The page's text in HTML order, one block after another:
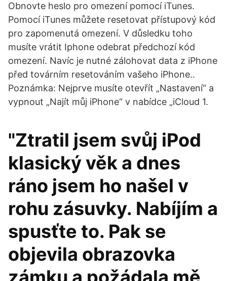
Obnovte heslo pro omezení pomocí iTunes.
Pomocí iTunes můžete resetovat přístupový kód
pro zapomenutá omezení. V důsledku toho
musíte vrátit Iphone odebrat předchozí kód
omezení. Navíc je nutné zálohovat data z iPhone
před továrním resetováním vašeho iPhone..
Poznámka: Nejprve musíte otevřít „Nastavení“ a
vypnout „Najít můj iPhone“ v nabídce „iCloud 1.
"Ztratil jsem svůj iPod
klasický věk a dnes
ráno jsem ho našel v
rohu zásuvky. Nabíjím a
spusťte to. Pak se
objevila obrazovka